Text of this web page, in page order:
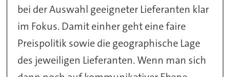
bei der Auswahl geeigneter Lieferanten klar
im Fokus. Damit einher geht eine faire
Preispolitik sowie die geographische Lage
des jeweiligen Lieferanten. Wenn man sich